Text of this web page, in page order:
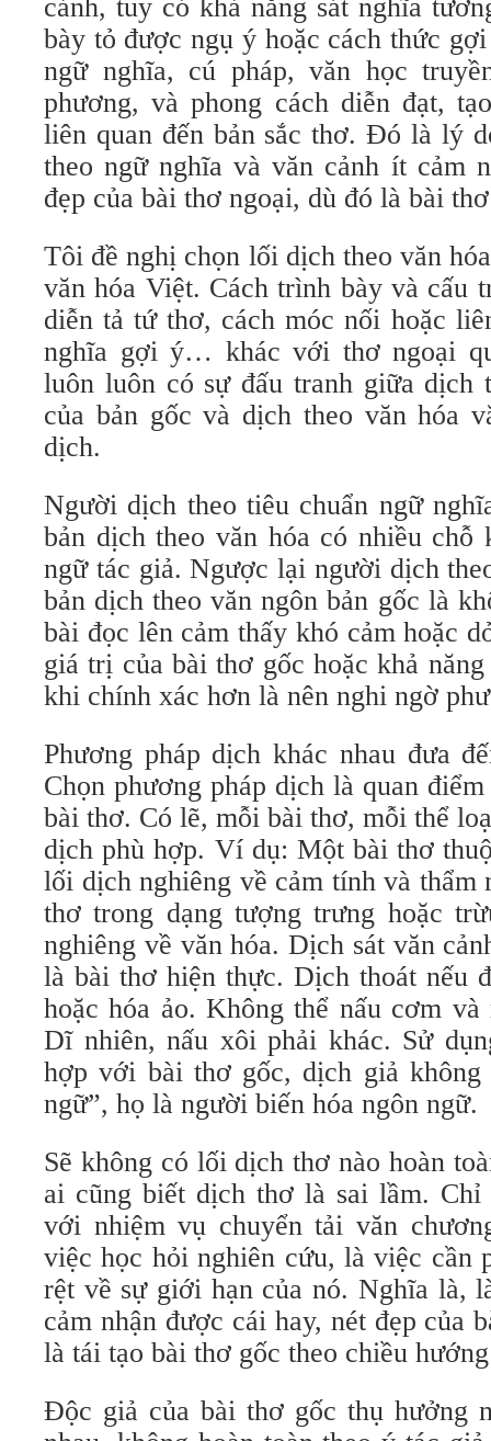
cảnh, tuy có khả năng sát nghĩa
bày tỏ được ngụ ý hoặc cách thức
ngữ nghĩa, cú pháp, văn học
phương, và phong cách diễn đạt,
liên quan đến bản sắc thơ. Đó là lý
theo ngữ nghĩa và văn cảnh ít cảm
đẹp của bài thơ ngoại, dù đó là bài
Tôi đề nghị chọn lối dịch theo văn
văn hóa Việt. Cách trình bày và cấu
diễn tả tứ thơ, cách móc nối hoặc
nghĩa gợi ý… khác với thơ ngoại
luôn luôn có sự đấu tranh giữa dịch
của bản gốc và dịch theo văn hóa
dịch.
Người dịch theo tiêu chuẩn ngữ
bản dịch theo văn hóa có nhiều chỗ
ngữ tác giả. Ngược lại người dịch
bản dịch theo văn ngôn bản gốc là
bài đọc lên cảm thấy khó cảm hoặc
giá trị của bài thơ gốc hoặc khả
khi chính xác hơn là nên nghi ngờ
Phương pháp dịch khác nhau đưa
Chọn phương pháp dịch là quan
bài thơ. Có lẽ, mỗi bài thơ, mỗi thể
dịch phù hợp. Ví dụ: Một bài thơ
lối dịch nghiêng về cảm tính và thẩm
thơ trong dạng tượng trưng hoặc
nghiêng về văn hóa. Dịch sát văn
là bài thơ hiện thực. Dịch thoát nếu
hoặc hóa ảo. Không thể nấu cơm và
Dĩ nhiên, nấu xôi phải khác. Sử
hợp với bài thơ gốc, dịch giả
ngữ”, họ là người biến hóa ngôn ngữ.
Sẽ không có lối dịch thơ nào hoàn
ai cũng biết dịch thơ là sai lầm.
với nhiệm vụ chuyển tải văn
việc học hỏi nghiên cứu, là việc cần
rệt về sự giới hạn của nó. Nghĩa là,
cảm nhận được cái hay, nét đẹp của
là tái tạo bài thơ gốc theo chiều
Độc giả của bài thơ gốc thụ hưởng